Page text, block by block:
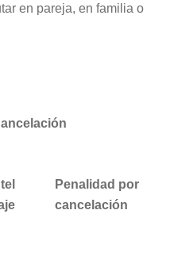
en pareja, en familia o
Penalidad por
cancelación